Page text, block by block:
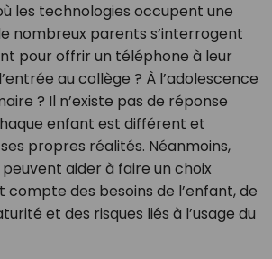
les technologies occupent une
nombreux parents s’interrogent
pour offrir un téléphone à leur
au collège ? À l’adolescence
? Il n’existe pas de réponse
enfant est différent et
propres réalités. Néanmoins,
aider à faire un choix
des besoins de l’enfant, de
et des risques liés à l’usage du